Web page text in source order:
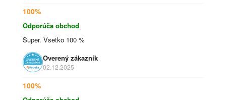
100%
Odporúča obchod
Super. Vsetko 100 %
Overený zákazník
02.12.2025
100%